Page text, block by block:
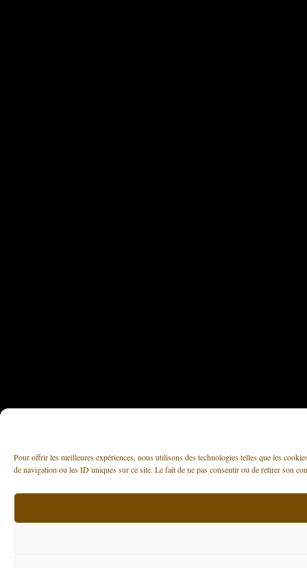
Pour offrir les meilleures expériences, nous utilisons des technologies telles que les
de navigation ou les ID uniques sur ce site. Le fait de ne pas consentir ou de retirer son